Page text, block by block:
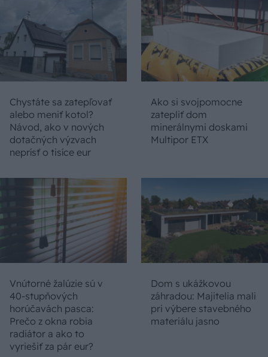
Chystáte sa zatepľovať
alebo meniť kotol?
Návod, ako v nových
dotačných výzvach
neprísť o tisíce eur
Ako si svojpomocne
zatepliť dom
minerálnymi doskami
Multipor ETX
Vnútorné žalúzie sú v
40-stupňových
horúčavách pasca:
Prečo z okna robia
radiátor a ako to
vyriešiť za pár eur?
Dom s ukážkovou
záhradou: Majitelia mali
pri výbere stavebného
materiálu jasno